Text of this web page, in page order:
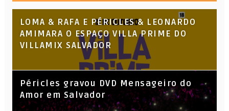
LOMA & RAFA E PÉRICLES & LEONARDO
AMIMARA O ESPAÇO VILLA PRIME DO
VILLAMIX SALVADOR
Péricles gravou DVD Mensageiro do
Amor em Salvador